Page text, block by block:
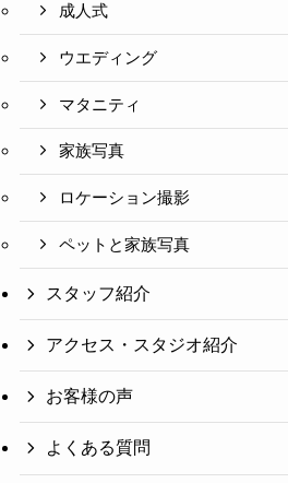
成人式
ウエディング
マタニティ
家族写真
ロケーション撮影
ペットと家族写真
スタッフ紹介
アクセス・スタジオ紹介
お客様の声
よくある質問